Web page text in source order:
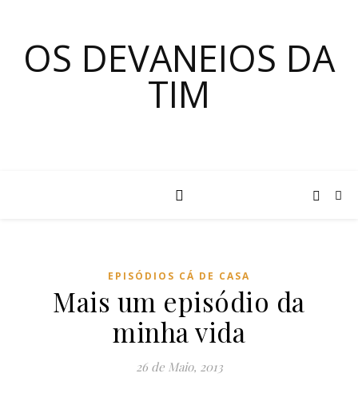
OS DEVANEIOS DA
TIM
EPISÓDIOS CÁ DE CASA
Mais um episódio da
minha vida
26 de Maio, 2013